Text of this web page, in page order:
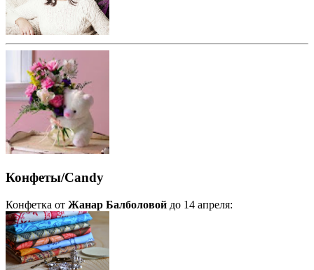
Конфеты/Candy
Конфетка от Жанар Балболовой до 14 апреля: